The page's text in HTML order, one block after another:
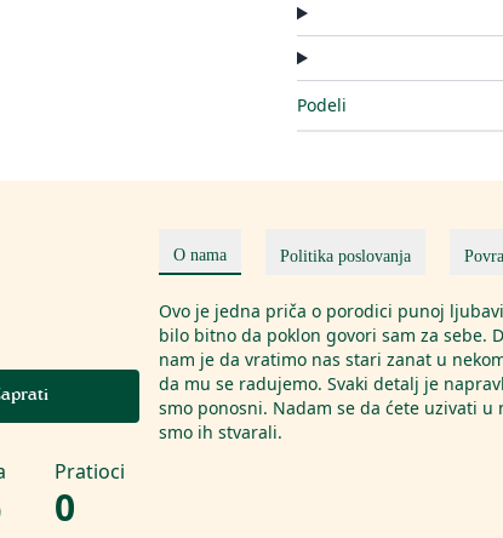
Podeli
Pratioci
0
O nama Politika poslovanja
Ovo je jedna priča o porodici punoj
bilo bitno da poklon govori sam za sebe.
nam je da vratimo nas stari zanat u
da mu se radujemo. Svaki detalj je
smo ponosni. Nadam se da ćete uzivati
smo ih stvarali.